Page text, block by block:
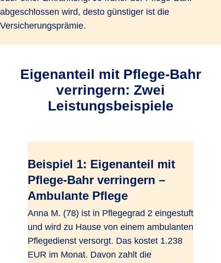
abgeschlossen wird, desto günstiger ist die
Versicherungsprämie.
Eigenanteil mit Pflege-Bahr
verringern: Zwei
Leistungsbeispiele
Beispiel 1: Eigenanteil mit
Pflege-Bahr verringern –
Ambulante Pflege
Anna M. (78) ist in Pflegegrad 2 eingestuft
und wird zu Hause von einem ambulanten
Pflegedienst versorgt. Das kostet 1.238
EUR im Monat. Davon zahlt die